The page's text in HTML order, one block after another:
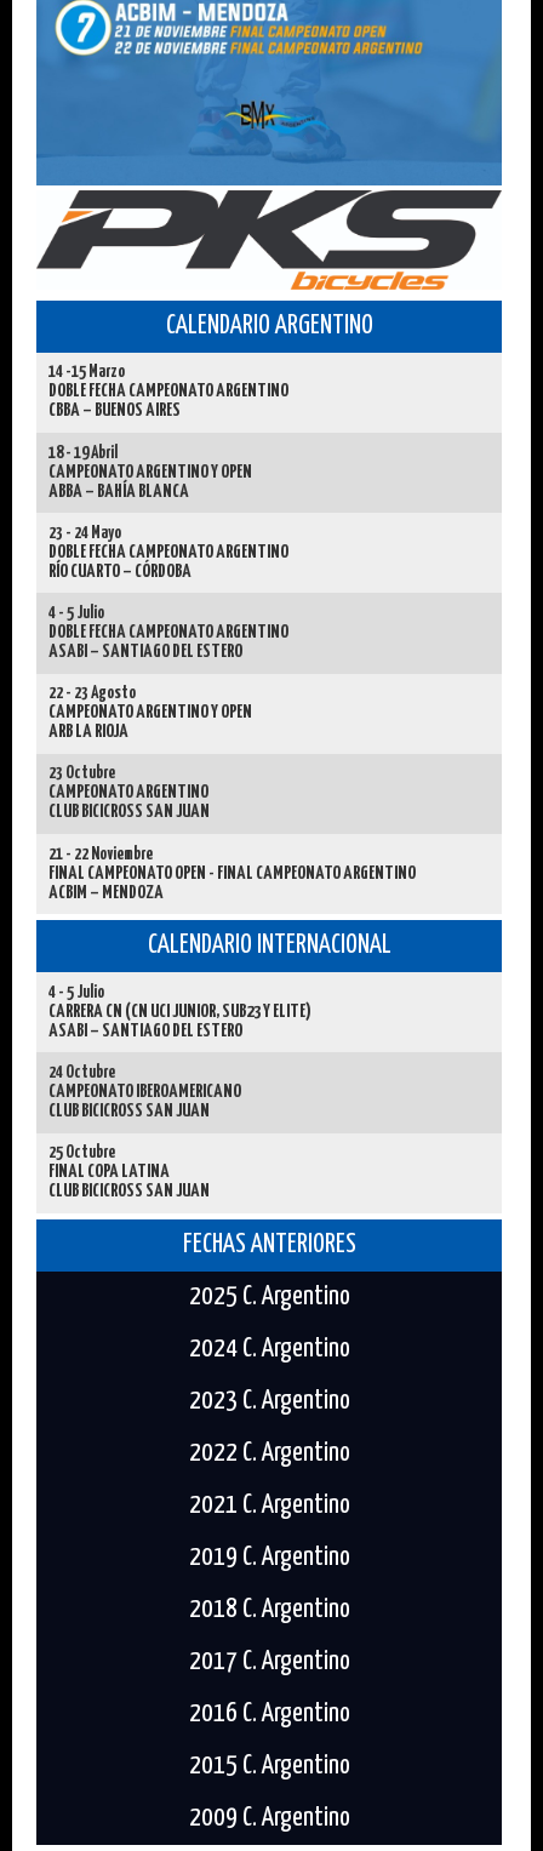
CALENDARIO ARGENTINO
14 -15 Marzo
DOBLE FECHA CAMPEONATO ARGENTINO
CBBA – BUENOS AIRES
18 - 19 Abril
CAMPEONATO ARGENTINO Y OPEN
ABBA – BAHÍA BLANCA
23 - 24 Mayo
DOBLE FECHA CAMPEONATO ARGENTINO
RÍO CUARTO – CÓRDOBA
4 - 5 Julio
DOBLE FECHA CAMPEONATO ARGENTINO
ASABI – SANTIAGO DEL ESTERO
22 - 23 Agosto
CAMPEONATO ARGENTINO Y OPEN
ARB LA RIOJA
23 Octubre
CAMPEONATO ARGENTINO
CLUB BICICROSS SAN JUAN
21 - 22 Noviembre
FINAL CAMPEONATO OPEN - FINAL CAMPEONATO ARGENTINO
ACBIM – MENDOZA
CALENDARIO INTERNACIONAL
4 - 5 Julio
CARRERA CN (CN UCI JUNIOR, SUB23 Y ELITE)
ASABI – SANTIAGO DEL ESTERO
24 Octubre
CAMPEONATO IBEROAMERICANO
CLUB BICICROSS SAN JUAN
25 Octubre
FINAL COPA LATINA
CLUB BICICROSS SAN JUAN
FECHAS ANTERIORES
2025 C. Argentino
2024 C. Argentino
2023 C. Argentino
2022 C. Argentino
2021 C. Argentino
2019 C. Argentino
2018 C. Argentino
2017 C. Argentino
2016 C. Argentino
2015 C. Argentino
2009 C. Argentino